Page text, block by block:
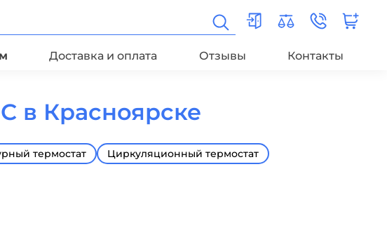
Доставка и оплата Отзывы Контакты
в Красноярске
термостат
Циркуляционный термостат